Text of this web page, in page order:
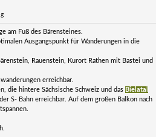
am Fuß des Bärensteines.
Ausgangspunkt für Wanderungen in die
Rauenstein, Kurort Rathen mit Bastei und
erreichbar.
die hintere Sächsische Schweiz und das Bielatal
S- Bahn erreichbar. Auf dem großen Balkon nach